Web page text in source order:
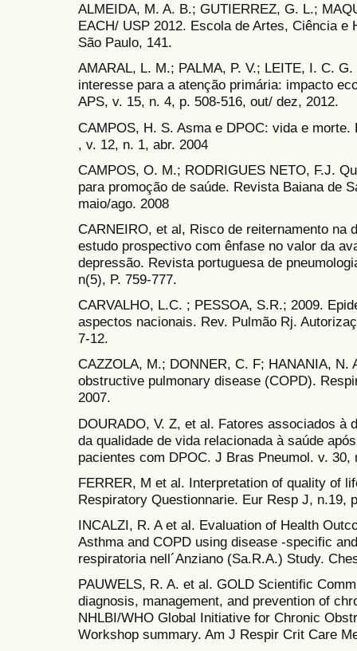
ALMEIDA, M. A. B.; GUTIERREZ, G. L.;
EACH/ USP 2012. Escola de Artes, Ciência e
São Paulo, 141.
AMARAL, L. M.; PALMA, P. V.; LEITE, I. C.
interesse para a atenção primária: impacto
APS, v. 15, n. 4, p. 508-516, out/ dez, 2012.
CAMPOS, H. S. Asma e DPOC: vida e
, v. 12, n. 1, abr. 2004
CAMPOS, O. M.; RODRIGUES NETO, F.J.
para promoção de saúde. Revista Baiana de
maio/ago. 2008
CARNEIRO, et al, Risco de reiternamento na
estudo prospectivo com ênfase no valor da
depressão. Revista portuguesa de
n(5), P. 759-777.
CARVALHO, L.C. ; PESSOA, S.R.; 2009.
aspectos nacionais. Rev. Pulmão Rj.
7-12.
CAZZOLA, M.; DONNER, C. F; HANANIA, N.
obstructive pulmonary disease (COPD).
2007.
DOURADO, V. Z, et al. Fatores associados à
da qualidade de vida relacionada à saúde
pacientes com DPOC. J Bras Pneumol. v. 30,
FERRER, M et al. Interpretation of quality of
Respiratory Questionnarie. Eur Resp J, n.19,
INCALZI, R. A et al. Evaluation of Health
Asthma and COPD using disease -specific
respiratoria nell´Anziano (Sa.R.A.) Study.
PAUWELS, R. A. et al. GOLD Scientific
diagnosis, management, and prevention of
NHLBI/WHO Global Initiative for Chronic
Workshop summary. Am J Respir Crit Care